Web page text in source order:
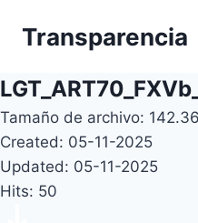
Transparencia
Tamaño de archivo:
Created: 05-11-2025
Updated: 05-11-2025
Hits: 50